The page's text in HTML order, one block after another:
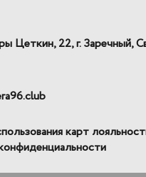
Цеткин, 22, г. Заречный,
карт